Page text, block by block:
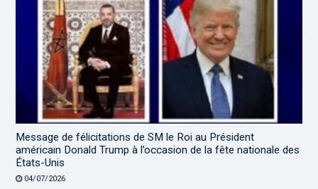
Message de félicitations de SM le Roi au Président
américain Donald Trump à l’occasion de la fête nationale des
États-Unis
04/07/2026